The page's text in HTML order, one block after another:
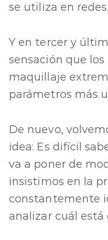
se utiliza en redes.
Y en tercer y
sensación que
maquillaje
parámetros más
De nuevo,
idea: Es difícil
va a poner de
insistimos en la
constantemente
analizar cuál está